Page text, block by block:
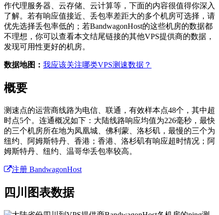
作代理服务器、云存储、云计算等，下面的内容很值得你深入
了解。若有响应值接近、丢包率差距大的多个机房可选择，请
优先选择丢包率低的；若BandwagonHost的这些机房的数据都
不理想，你可以查看本文结尾链接的其他VPS提供商的数据，
发现可用性更好的机房。
数据地图： 我应该关注哪类VPS测速数据？
概要
测速点的运营商线路为电信、联通，有效样本点48个，其中超
时点5个。连通概况如下：大陆线路响应均值为226毫秒，最快
的三个机房所在地为凤凰城、佛利蒙、洛杉矶，最慢的三个为
纽约、阿姆斯特丹、香港；香港、洛杉矶有响应超时情况；阿
姆斯特丹、纽约、温哥华丢包率较高。
注册 BandwagonHost
四川图表数据